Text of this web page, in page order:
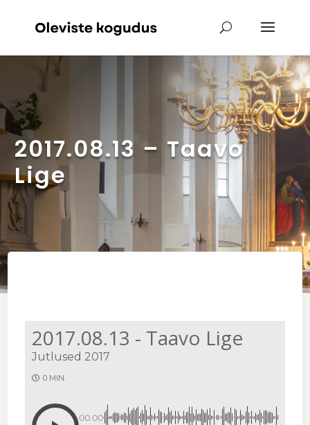
2017.08.13 – Taavo
Lige
2017.08.13 - Taavo Lige
Jutlused 2017
0 MIN.
00:00